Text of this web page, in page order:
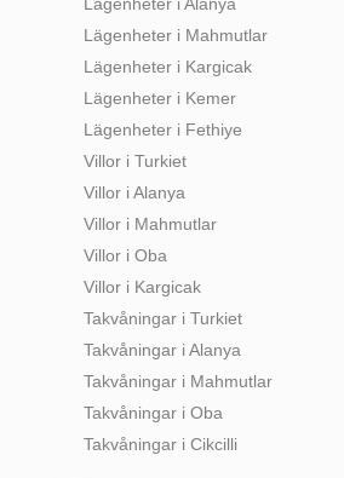
Lägenheter i Mahmutlar
Lägenheter i Kargicak
Lägenheter i Kemer
Lägenheter i Fethiye
Villor i Turkiet
Villor i Alanya
Villor i Mahmutlar
Villor i Oba
Villor i Kargicak
Takvåningar i Turkiet
Takvåningar i Alanya
Takvåningar i Mahmutlar
Takvåningar i Oba
Takvåningar i Cikcilli